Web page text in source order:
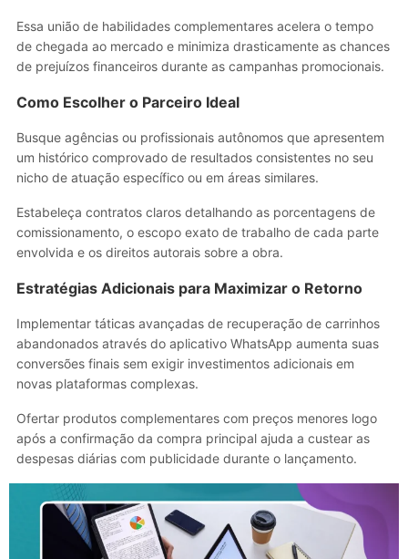
Essa união de habilidades complementares acelera o tempo
de chegada ao mercado e minimiza drasticamente as chances
de prejuízos financeiros durante as campanhas promocionais.
Como Escolher o Parceiro Ideal
Busque agências ou profissionais autônomos que apresentem
um histórico comprovado de resultados consistentes no seu
nicho de atuação específico ou em áreas similares.
Estabeleça contratos claros detalhando as porcentagens de
comissionamento, o escopo exato de trabalho de cada parte
envolvida e os direitos autorais sobre a obra.
Estratégias Adicionais para Maximizar o Retorno
Implementar táticas avançadas de recuperação de carrinhos
abandonados através do aplicativo WhatsApp aumenta suas
conversões finais sem exigir investimentos adicionais em
novas plataformas complexas.
Ofertar produtos complementares com preços menores logo
após a confirmação da compra principal ajuda a custear as
despesas diárias com publicidade durante o lançamento.